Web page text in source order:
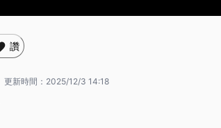
讚
更新時間： 2025/12/3 14:18